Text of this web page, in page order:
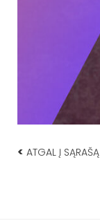
< ATGAL Į SĄRAŠĄ